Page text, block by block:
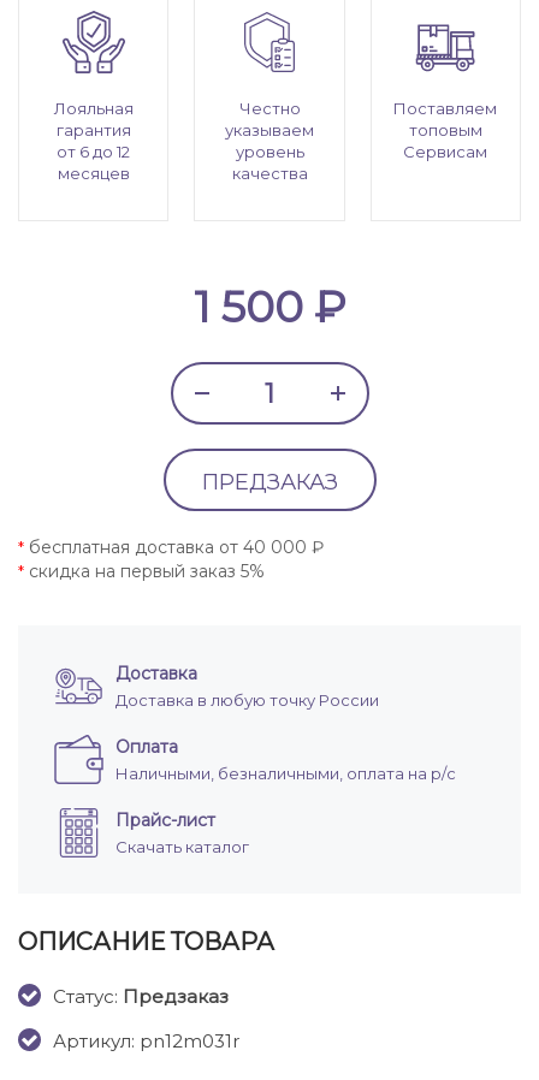
Лояльная
гарантия
от 6 до 12
месяцев
Честно
указываем
уровень
качества
Поставляем
топовым
Сервисам
1 500 ₽
ПРЕДЗАКАЗ
* бесплатная доставка от 40 000 ₽
* скидка на первый заказ 5%
Доставка
Доставка в любую точку России
Оплата
Наличными, безналичными, оплата на р/с
Прайс-лист
Скачать каталог
ОПИСАНИЕ ТОВАРА
Cтатус: Предзаказ
Артикул: pn12m031r